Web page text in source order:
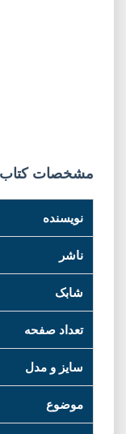
مشخصات
نویسنده
ناشر
شابک
تعداد صفحه
سایز و مدل
موضوع